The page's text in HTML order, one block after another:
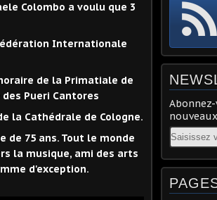
Colombo a voulu que 3
Internationale
de la Primatiale de
Pueri Cantores
la Cathédrale de Cologne.
de 75 ans. Tout le monde
la musique, ami des arts
d'exception.
Email